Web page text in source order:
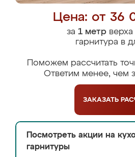
Цена: от 36
за 1 метрверха
гарнитура в
Поможем рассчитать
Ответим менее, чем
ЗАКАЗАТЬ
Посмотреть акции на
гарнитуры